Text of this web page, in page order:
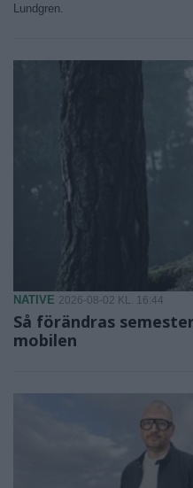
Lundgren.
NATIVE 2026-08-02 KL. 16:44
Så förändras
mobilen